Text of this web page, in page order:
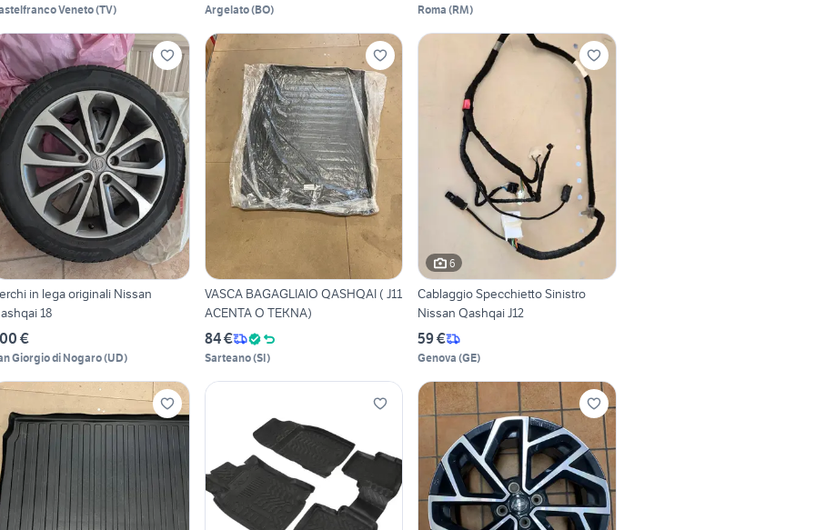
Veneto(TV) Argelato(BO) Roma (RM)
in lega originali Nissan
18
€
Giorgio di Nogaro(UD)
VASCA BAGAGLIAIO QASHQAI ( J11
ACENTA O TEKNA)
84 €
Sarteano(SI)
6
Cablaggio Specchietto Sinistro
Nissan Qashqai J12
59 €
Genova (GE)